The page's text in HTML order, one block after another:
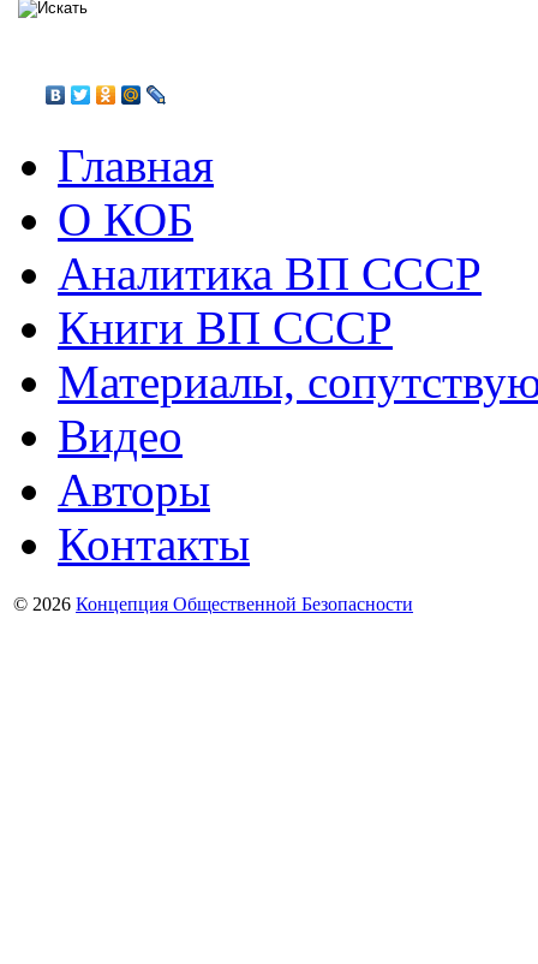
Главная
О КОБ
Аналитика ВП СССР
Книги ВП СССР
Материалы,
Видео
Авторы
Контакты
© 2026 Концепция Общественной Безопасности